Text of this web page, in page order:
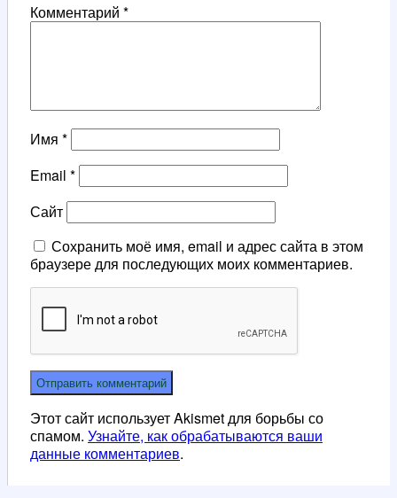
Комментарий *
Имя *
Email *
Сайт
Сохранить моё имя, email и адрес сайта в этом
браузере для последующих моих комментариев.
Этот сайт использует Akismet для борьбы со
спамом. Узнайте, как обрабатываются ваши
данные комментариев.